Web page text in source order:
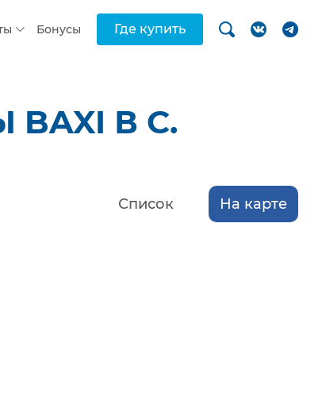
Бонусы Где купить
В С.
Список На карте